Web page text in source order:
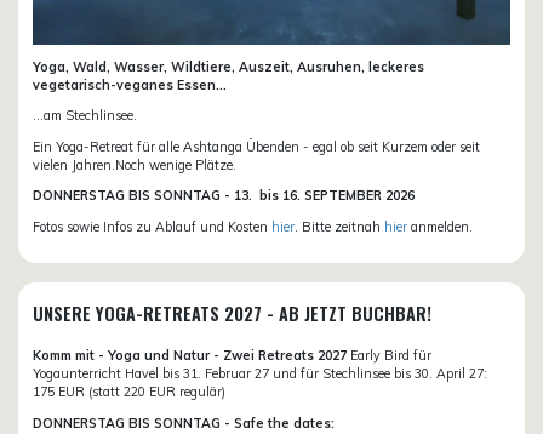
Yoga, Wald, Wasser, Wildtiere, Auszeit, Ausruhen, leckeres
vegetarisch-veganes Essen...
...am Stechlinsee.
Ein Yoga-Retreat für alle Ashtanga Übenden - egal ob seit Kurzem oder seit
vielen Jahren.Noch wenige Plätze.
DONNERSTAG BIS SONNTAG - 13. bis 16. SEPTEMBER 2026
Fotos sowie Infos zu Ablauf und Kosten hier . Bitte zeitnah hier anmelden.
UNSERE YOGA-RETREATS 2027 - AB JETZT BUCHBAR!
Komm mit - Yoga und Natur - Zwei Retreats 2027 Early Bird für
Yogaunterricht Havel bis 31. Februar 27 und für Stechlinsee bis 30. April 27:
175 EUR (statt 220 EUR regulär)
DONNERSTAG BIS SONNTAG - Safe the dates: